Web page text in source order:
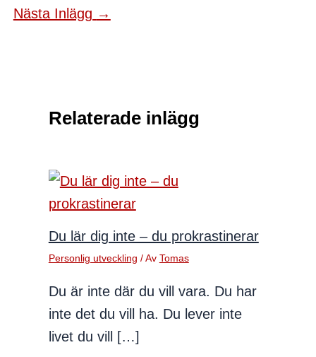
Nästa Inlägg →
Relaterade inlägg
Du lär dig inte – du prokrastinerar
Personlig utveckling / Av Tomas
Du är inte där du vill vara. Du har
inte det du vill ha. Du lever inte
livet du vill […]